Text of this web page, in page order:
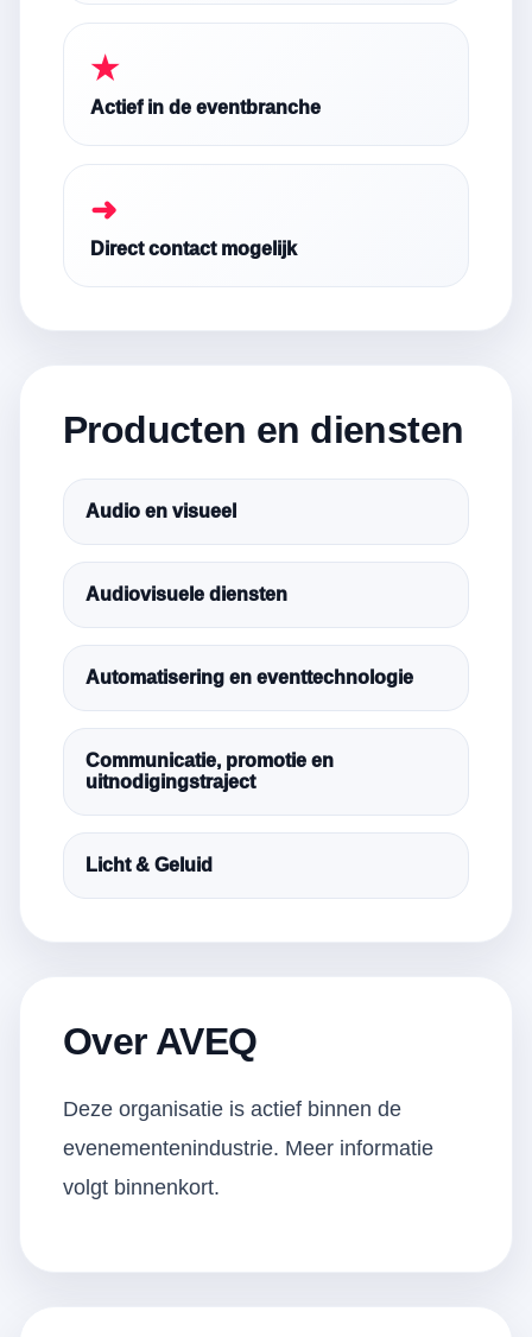
★
Actief in de eventbranche
➜
Direct contact mogelijk
Producten en diensten
Audio en visueel
Audiovisuele diensten
Automatisering en eventtechnologie
Communicatie, promotie en
uitnodigingstraject
Licht & Geluid
Over AVEQ
Deze organisatie is actief binnen de
evenementenindustrie. Meer informatie
volgt binnenkort.